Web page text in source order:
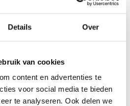
Details Over
van cookies
content en advertenties te
voor social media te bieden
te analyseren. Ook delen we